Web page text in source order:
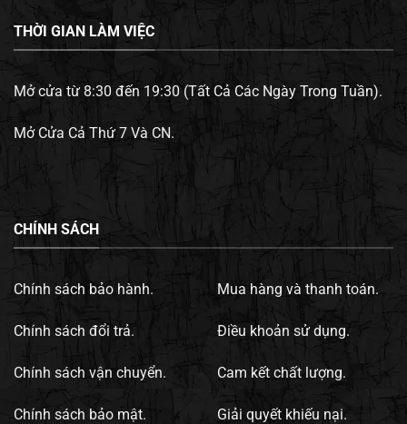
THỜI GIAN LÀM VIỆC
Mở cửa từ 8:30 đến 19:30 (Tất Cả Các Ngày Trong Tuần).
Mở Cửa Cả Thứ 7 Và CN.
CHÍNH SÁCH
Chính sách bảo hành.
Chính sách đổi trả.
Chính sách vận chuyển.
Chính sách bảo mật.
Mua hàng và thanh toán.
Điều khoản sử dụng.
Cam kết chất lượng.
Giải quyết khiếu nại.